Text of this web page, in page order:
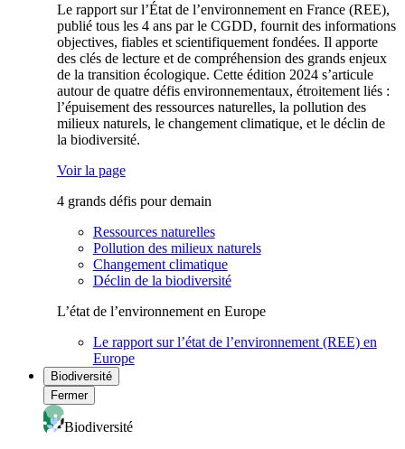
Le rapport sur l’État de l’environnement en France (REE),
publié tous les 4 ans par le CGDD, fournit des informations
objectives, fiables et scientifiquement fondées. Il apporte
des clés de lecture et de compréhension des grands enjeux
de la transition écologique. Cette édition 2024 s’articule
autour de quatre défis environnementaux, étroitement liés :
l’épuisement des ressources naturelles, la pollution des
milieux naturels, le changement climatique, et le déclin de
la biodiversité.
Voir la page
4 grands défis pour demain
Ressources naturelles
Pollution des milieux naturels
Changement climatique
Déclin de la biodiversité
L’état de l’environnement en Europe
Le rapport sur l’état de l’environnement (REE) en
Europe
Biodiversité
Fermer
Biodiversité